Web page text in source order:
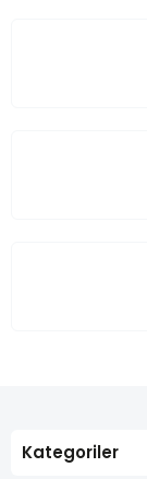
Kategoriler